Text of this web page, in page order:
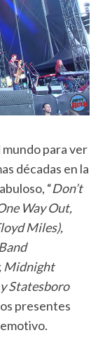
para ver
décadas en la
“Don’t
Way Out,
Miles),
Midnight
Statesboro
presentes